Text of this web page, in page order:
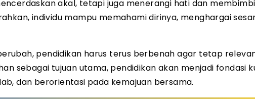
akal, tetapi juga menerangi hati dan
individu mampu memahami dirinya, menghargai
pendidikan harus terus berbenah agar tetap
sebagai tujuan utama, pendidikan akan menjadi fondasi
dan berorientasi pada kemajuan bersama.